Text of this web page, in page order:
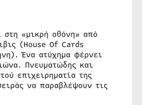
στη «μικρή οθόνη» από
(House Of Cards
Ένα ατύχημα φέρνει
Πνευματώδης και
επιχειρηματία της
να παραβλέψουν τις